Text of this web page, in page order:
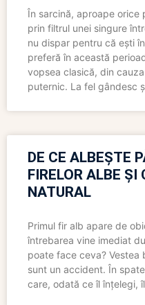
În sarcină, aproape orice
prin filtrul unei singure
nu dispar pentru că ești
preferă în această
vopsea clasică, din
puternic. La fel gândesc
DE CE ALBEȘTE
FIRELOR ALBE ȘI
NATURAL
Primul fir alb apare de
întrebarea vine imediat
poate face ceva? Vestea
sunt un accident. În
care, odată ce îl înțelegi,